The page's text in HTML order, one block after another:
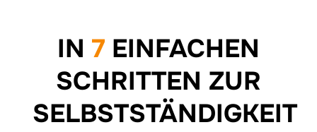
IN 7 EINFACHEN
SCHRITTEN ZUR
SELBSTSTÄNDIGKEIT